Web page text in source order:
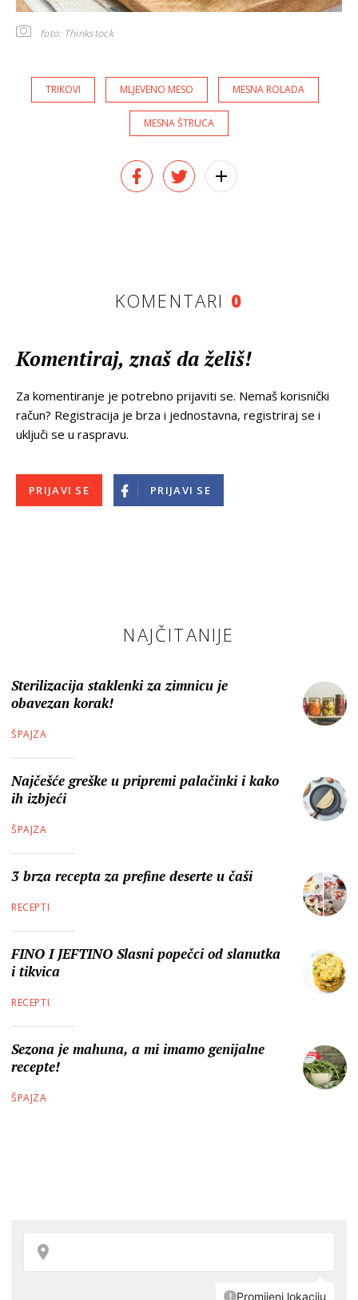
foto: Thinkstock
TRIKOVI MLJEVENO MESO MESNA ROLADA
MESNA ŠTRUCA
KOMENTARI 0
Komentiraj, znaš da želiš!
Za komentiranje je potrebno prijaviti se. Nemaš korisnički
račun? Registracija je brza i jednostavna, registriraj se i
uključi se u raspravu.
PRIJAVI SE PRIJAVI SE
NAJČITANIJE
Sterilizacija staklenki za zimnicu je
obavezan korak!
ŠPAJZA
Najčešće greške u pripremi palačinki i kako
ih izbjeći
ŠPAJZA
3 brza recepta za prefine deserte u čaši
RECEPTI
FINO I JEFTINO Slasni popečci od slanutka
i tikvica
RECEPTI
Sezona je mahuna, a mi imamo genijalne
recepte!
ŠPAJZA